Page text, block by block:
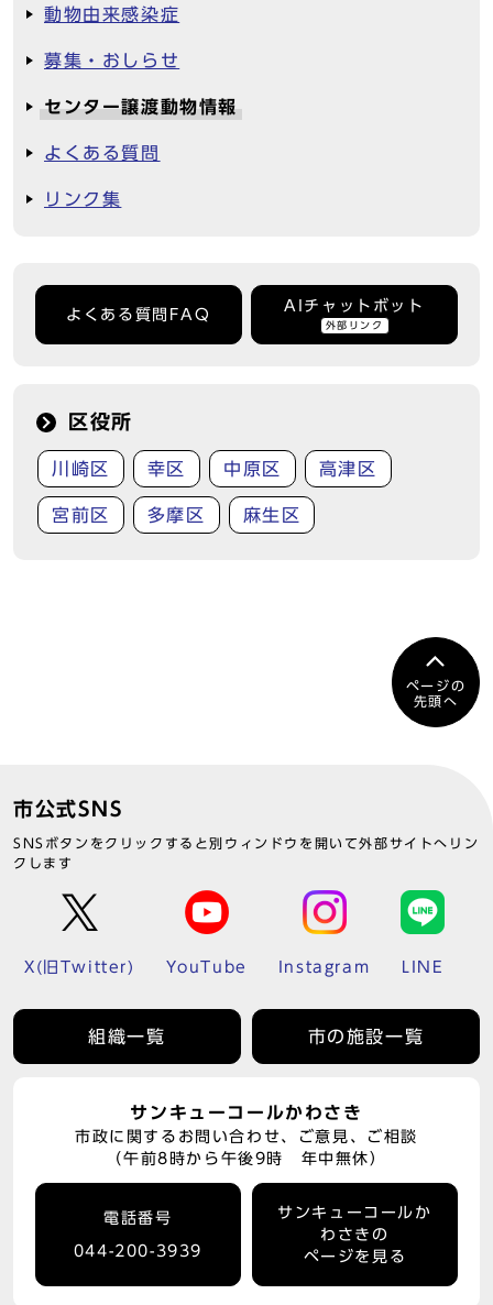
動物由来感染症
募集・おしらせ
センター譲渡動物情報
よくある質問
リンク集
よくある質問FAQ
AIチャットボット
外部リンク
区役所
川崎区 幸区 中原区 高津区
宮前区 多摩区 麻生区
ページの
先頭へ
市公式SNS
SNSボタンをクリックすると別ウィンドウを開いて外部サイトへリン
クします
X(旧Twitter) YouTube Instagram LINE
組織一覧 市の施設一覧
サンキューコールかわさき
市政に関するお問い合わせ、ご意見、ご相談
（午前8時から午後9時 年中無休）
電話番号
044-200-3939
サンキューコールか
わさきの
ページを見る